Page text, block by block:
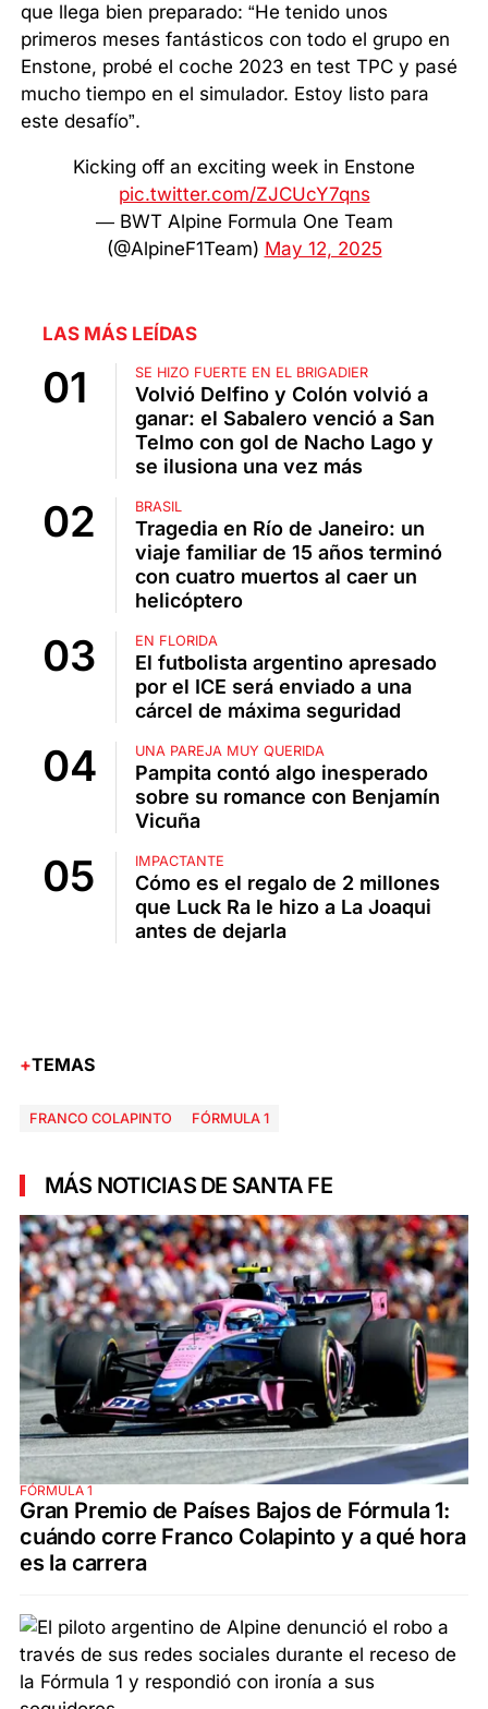
que llega bien preparado: “He tenido unos
primeros meses fantásticos con todo el grupo en
Enstone, probé el coche 2023 en test TPC y pasé
mucho tiempo en el simulador. Estoy listo para
este desafío”.
Kicking off an exciting week in Enstone
pic.twitter.com/ZJCUcY7qns
— BWT Alpine Formula One Team
(@AlpineF1Team) May 12, 2025
LAS MÁS LEÍDAS
SE HIZO FUERTE EN EL BRIGADIER
Volvió Delfino y Colón volvió a
ganar: el Sabalero venció a San
Telmo con gol de Nacho Lago y
se ilusiona una vez más
BRASIL
Tragedia en Río de Janeiro: un
viaje familiar de 15 años terminó
con cuatro muertos al caer un
helicóptero
EN FLORIDA
El futbolista argentino apresado
por el ICE será enviado a una
cárcel de máxima seguridad
UNA PAREJA MUY QUERIDA
Pampita contó algo inesperado
sobre su romance con Benjamín
Vicuña
IMPACTANTE
Cómo es el regalo de 2 millones
que Luck Ra le hizo a La Joaqui
antes de dejarla
TEMAS
FRANCO COLAPINTO FÓRMULA 1
MÁS NOTICIAS DE SANTA FE
FÓRMULA 1
Gran Premio de Países Bajos de Fórmula 1:
cuándo corre Franco Colapinto y a qué hora
es la carrera